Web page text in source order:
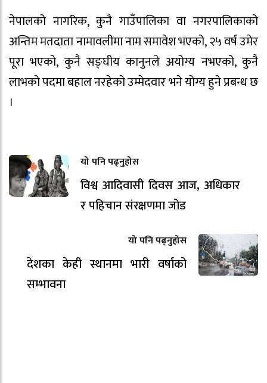
नेपालको नागरिक, कुनै गाउँपालिका वा नगरपालिकाको
अन्तिम मतदाता नामावलीमा नाम समावेश भएको, २५ वर्ष उमेर
पूरा भएको, कुनै सङ्घीय कानुनले अयोग्य नभएको, कुनै
लाभको पदमा बहाल नरहेको उम्मेदवार भने योग्य हुने प्रबन्ध छ
।
यो पनि पढ्नुहोस
विश्व आदिवासी दिवस आज, अधिकार
र पहिचान संरक्षणमा जोड
यो पनि पढ्नुहोस
देशका केही स्थानमा भारी वर्षाको
सम्भावना